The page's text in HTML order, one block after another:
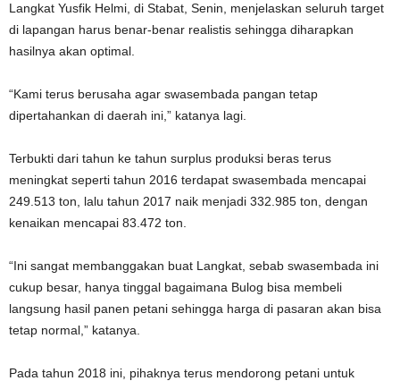
Langkat Yusfik Helmi, di Stabat, Senin, menjelaskan seluruh target
di lapangan harus benar-benar realistis sehingga diharapkan
hasilnya akan optimal.
“Kami terus berusaha agar swasembada pangan tetap
dipertahankan di daerah ini,” katanya lagi.
Terbukti dari tahun ke tahun surplus produksi beras terus
meningkat seperti tahun 2016 terdapat swasembada mencapai
249.513 ton, lalu tahun 2017 naik menjadi 332.985 ton, dengan
kenaikan mencapai 83.472 ton.
“Ini sangat membanggakan buat Langkat, sebab swasembada ini
cukup besar, hanya tinggal bagaimana Bulog bisa membeli
langsung hasil panen petani sehingga harga di pasaran akan bisa
tetap normal,” katanya.
Pada tahun 2018 ini, pihaknya terus mendorong petani untuk